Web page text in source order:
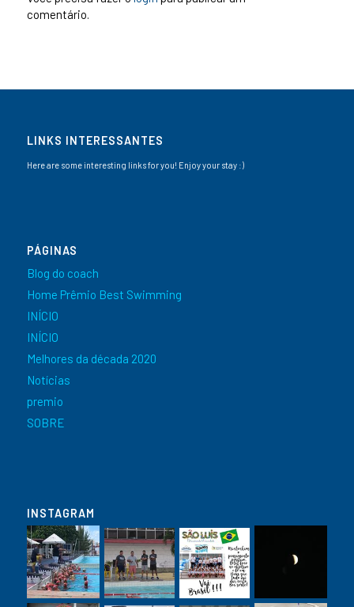
comentário.
LINKS INTERESSANTES
Here are some interesting links for you! Enjoy your stay :)
PÁGINAS
Blog do coach
Home Prêmio Best Swimming
INÍCIO
INÍCIO
Melhores da década 2020
Notícias
premio
SOBRE
INSTAGRAM